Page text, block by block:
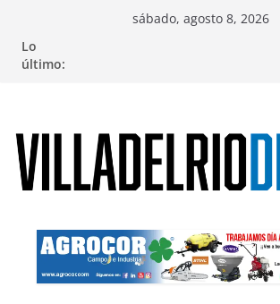
contenido
sábado, agosto 8, 2026
Lo
último: